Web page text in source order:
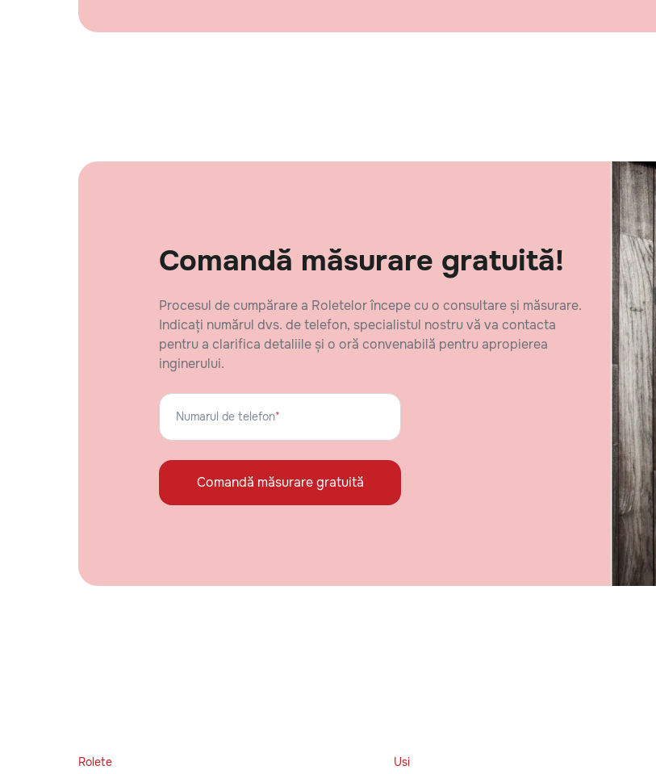
Comandă măsurare gratuită!
Procesul de cumpărare a Roletelor începe cu o consultare și măsurare.
Indicați numărul dvs. de telefon, specialistul nostru vă va contacta
pentru a clarifica detaliile și o oră convenabilă pentru apropierea
inginerului.
Numarul de telefon*
Comandă măsurare gratuită
Rolete Usi